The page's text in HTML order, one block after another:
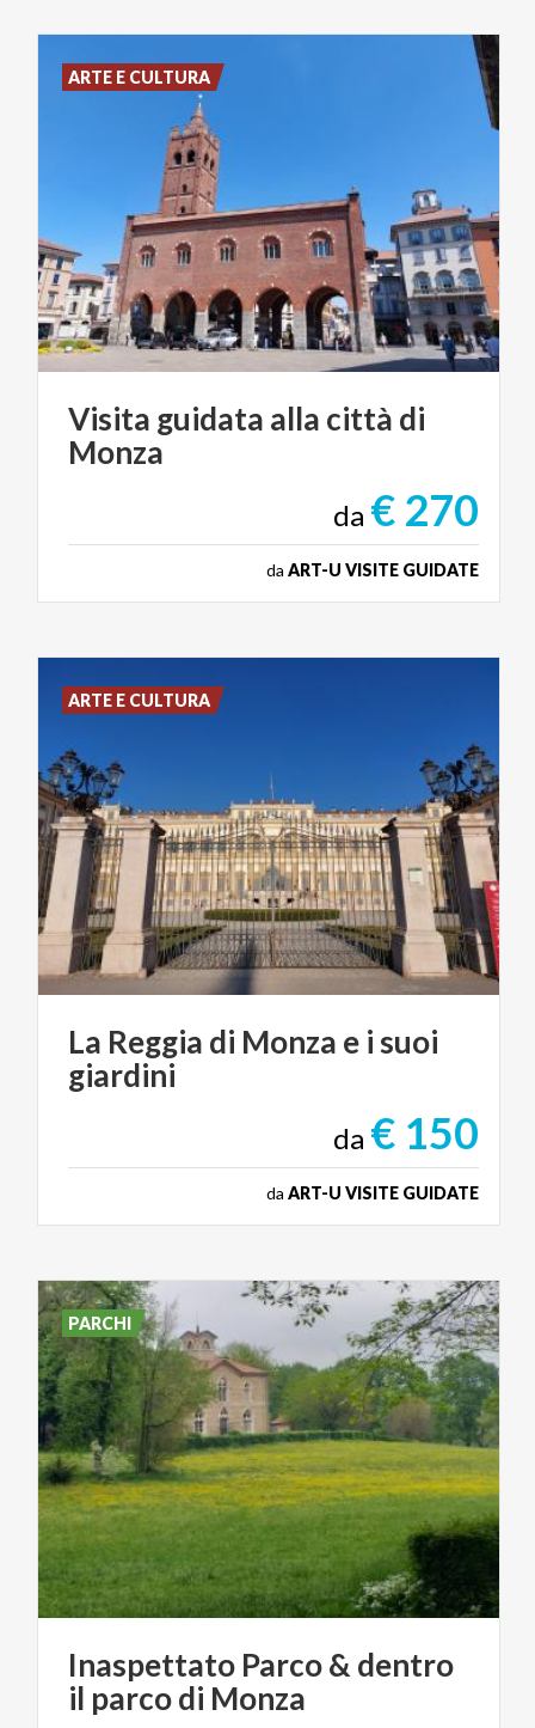
Visita guidata alla città di
Monza
da € 270
da ART-U VISITE GUIDATE
ARTE E CULTURA
La Reggia di Monza e i suoi
giardini
da € 150
da ART-U VISITE GUIDATE
ARTE E CULTURA
Inaspettato Parco& dentro
il parcodi Monza
PARCHI